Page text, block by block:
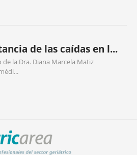
de las caídas en l...
de la Dra. Diana Marcela Matiz